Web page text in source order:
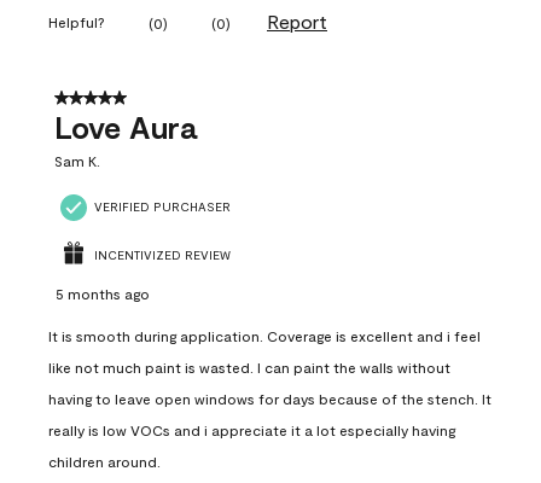
Helpful? (0) (0) Report
5 out of 5 stars.
Love Aura
Sam K.
VERIFIED PURCHASER
INCENTIVIZED REVIEW
5 months ago
It is smooth during application. Coverage is excellent and i feel
like not much paint is wasted. I can paint the walls without
having to leave open windows for days because of the stench. It
really is low VOCs and i appreciate it a lot especially having
children around.